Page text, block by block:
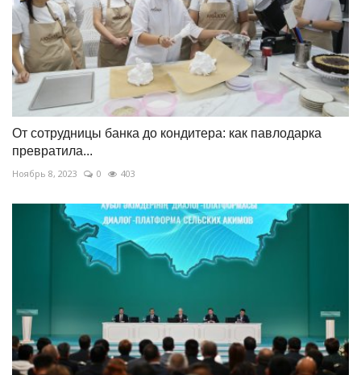
От сотрудницы банка до кондитера: как павлодарка
превратила...
Ноябрь 8, 2023 0 403